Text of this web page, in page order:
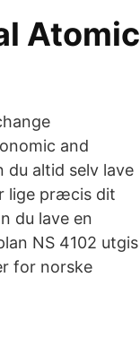
Atomic
and
du altid selv lave
lige præcis dit
du lave en
NS 4102 utgis
for norske